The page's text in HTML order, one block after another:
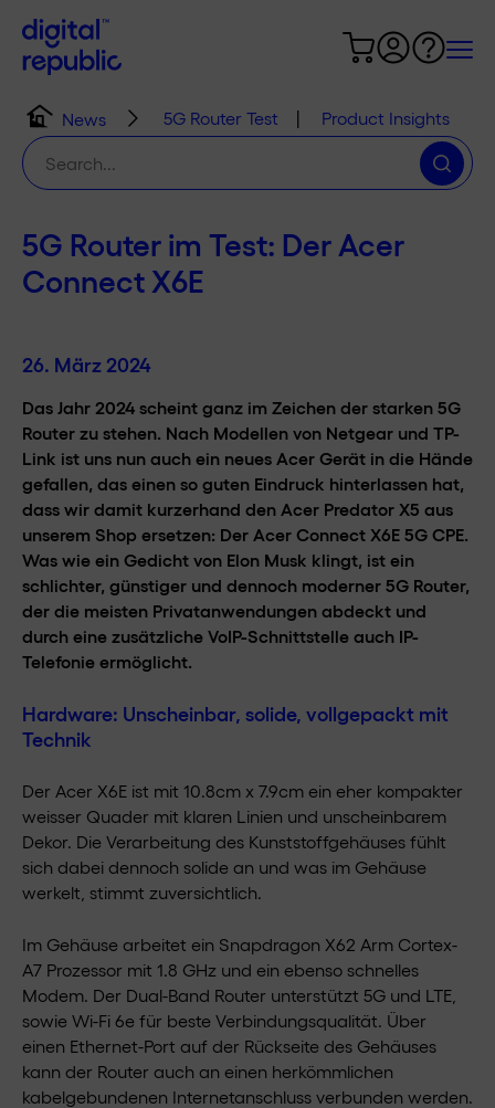
News 5G Router Test |
Product Insights
Suche
nach:
5G Router im Test: Der Acer
Connect X6E
26. März 2024
Das Jahr 2024 scheint ganz im Zeichen der starken 5G
Router zu stehen. Nach Modellen von Netgear und TP-
Link ist uns nun auch ein neues Acer Gerät in die Hände
gefallen, das einen so guten Eindruck hinterlassen hat,
dass wir damit kurzerhand den Acer Predator X5 aus
unserem Shop ersetzen: Der Acer Connect X6E 5G CPE.
Was wie ein Gedicht von Elon Musk klingt, ist ein
schlichter, günstiger und dennoch moderner 5G Router,
der die meisten Privatanwendungen abdeckt und
durch eine zusätzliche VoIP-Schnittstelle auch IP-
Telefonie ermöglicht.
Hardware: Unscheinbar, solide, vollgepackt mit
Technik
Der Acer X6E ist mit 10.8cm x 7.9cm ein eher kompakter
weisser Quader mit klaren Linien und unscheinbarem
Dekor. Die Verarbeitung des Kunststoffgehäuses fühlt
sich dabei dennoch solide an und was im Gehäuse
werkelt, stimmt zuversichtlich.
Im Gehäuse arbeitet ein Snapdragon X62 Arm Cortex-
A7 Prozessor mit 1.8 GHz und ein ebenso schnelles
Modem. Der Dual-Band Router unterstützt 5G und LTE,
sowie Wi-Fi 6e für beste Verbindungsqualität. Über
einen Ethernet-Port auf der Rückseite des Gehäuses
kann der Router auch an einen herkömmlichen
kabelgebundenen Internetanschluss verbunden werden.